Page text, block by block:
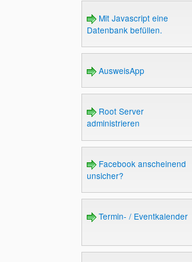
Mit Javascript eine
Datenbank befüllen.
AusweisApp
Root Server
administrieren
Facebook anscheinend
unsicher?
Termin- / Eventkalender